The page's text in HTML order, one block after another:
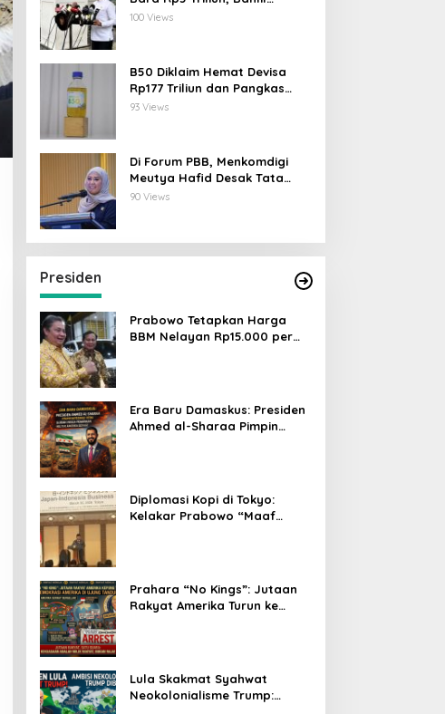
Lahadalia: ESDM Siap Berikan
100 Views
B50 Diklaim Hemat Devisa
Rp177 Triliun dan Pangkas
Emisi 44 Juta Ton CO₂
93 Views
Di Forum PBB, Menkomdigi
Meutya Hafid Desak Tata
Kelola AI Global Utamakan
90 Views
Presiden
Prabowo Tetapkan Harga
BBM Nelayan Rp15.000 per
Era Baru Damaskus: Presiden
Ahmed al-Sharaa Pimpin
Diplomasi Kopi di Tokyo:
Kelakar Prabowo “Maaf
Prahara “No Kings”: Jutaan
Rakyat Amerika Turun ke
Lula Skakmat Syahwat
Neokolonialisme Trump: